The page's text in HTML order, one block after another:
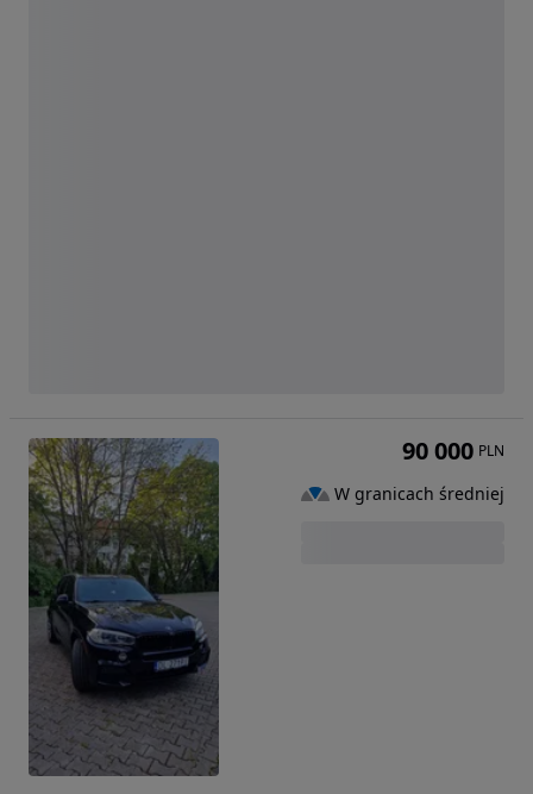
90 000 PLN
W granicach średniej